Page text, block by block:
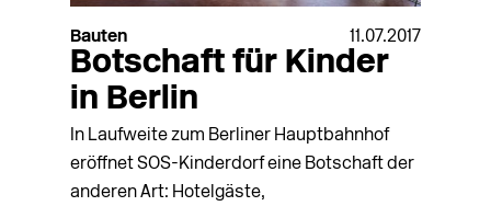
Bauten 11.07.2017
Botschaft für Kinder
in Berlin
In Laufweite zum Berliner Hauptbahnhof
eröffnet SOS-Kinderdorf eine Botschaft der
anderen Art: Hotelgäste,